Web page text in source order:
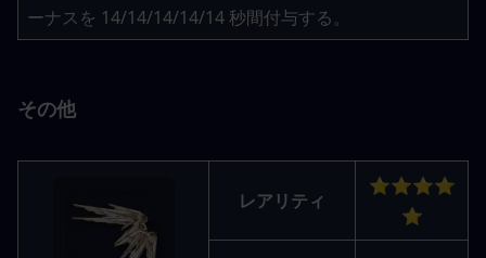
ーナスを 14/14/14/14/14 秒間付与する。
その他
レアリティ
⭐⭐⭐⭐
⭐